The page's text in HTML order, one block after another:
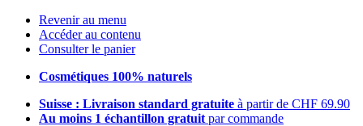
Revenir au menu
Accéder au contenu
Consulter le panier
Cosmétiques 100% naturels
Suisse : Livraison standard gratuite à partir de CHF 69.90
Au moins 1 échantillon gratuit par commande